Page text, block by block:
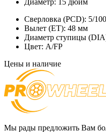
Диаметр:
15 дюйм
Сверловка (PCD): 5/100
Вылет (ET): 48 мм
Диаметр ступицы
Цвет: A/FP
Цены и наличие
Мы рады предложить Вам